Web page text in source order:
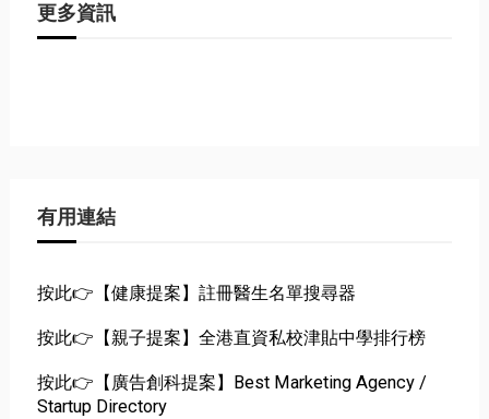
更多資訊
有用連結
按此👉【健康提案】註冊醫生名單搜尋器
按此👉【親子提案】全港直資私校津貼中學排行榜
按此👉【廣告創科提案】Best Marketing Agency /
Startup Directory